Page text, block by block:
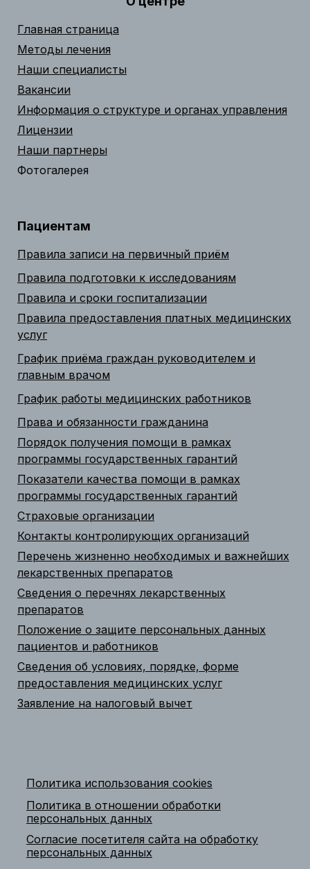
Главная страница
Методы лечения
Наши специалисты
Вакансии
Информация о структуре и органах управления
Лицензии
Наши партнеры
Фотогалерея
Пациентам
Правила записи на первичный приём
Правила подготовки к исследованиям
Правила и сроки госпитализации
Правила предоставления платных медицинских
услуг
График приёма граждан руководителем и
главным врачом
График работы медицинских работников
Права и обязанности гражданина
Порядок получения помощи в рамках
программы государственных гарантий
Показатели качества помощи в рамках
программы государственных гарантий
Страховые организации
Контакты контролирующих организаций
Перечень жизненно необходимых и важнейших
лекарственных препаратов
Сведения о перечнях лекарственных
препаратов
Положение о защите персональных данных
пациентов и работников
Сведения об условиях, порядке, форме
предоставления медицинских услуг
Заявление на налоговый вычет
Политика использования cookies
Политика в отношении обработки
персональных данных
Согласие посетителя сайта на обработку
персональных данных